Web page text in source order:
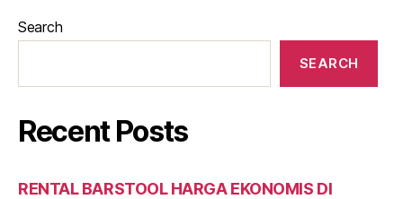
Search
SEARCH
Recent Posts
RENTAL BARSTOOL HARGA EKONOMIS DI